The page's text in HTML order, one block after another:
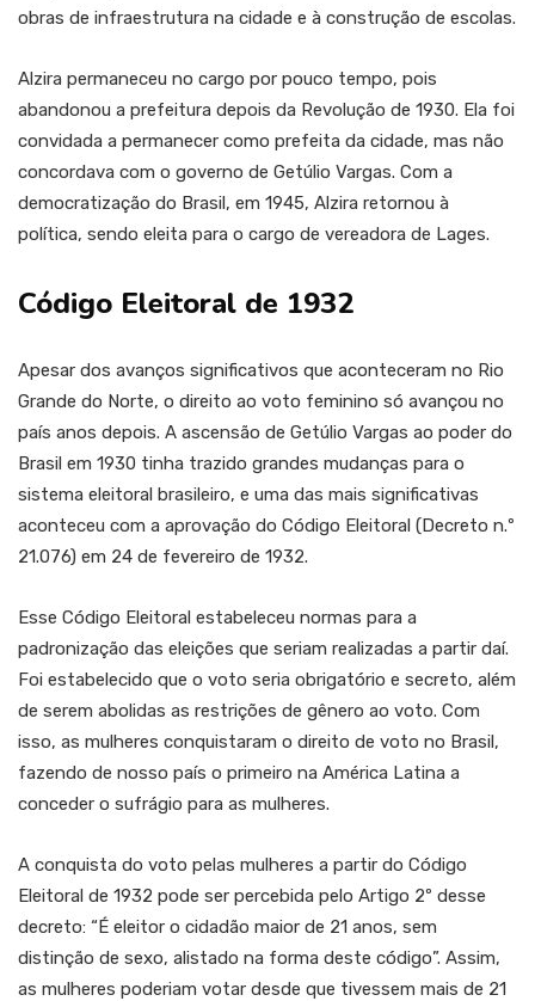
obras de infraestrutura na cidade e à construção de escolas.
Alzira permaneceu no cargo por pouco tempo, pois
abandonou a prefeitura depois da Revolução de 1930. Ela foi
convidada a permanecer como prefeita da cidade, mas não
concordava com o governo de Getúlio Vargas. Com a
democratização do Brasil, em 1945, Alzira retornou à
política, sendo eleita para o cargo de vereadora de Lages.
Código Eleitoral de 1932
Apesar dos avanços significativos que aconteceram no Rio
Grande do Norte, o direito ao voto feminino só avançou no
país anos depois. A ascensão de Getúlio Vargas ao poder do
Brasil em 1930 tinha trazido grandes mudanças para o
sistema eleitoral brasileiro, e uma das mais significativas
aconteceu com a aprovação do Código Eleitoral (Decreto n.º
21.076) em 24 de fevereiro de 1932.
Esse Código Eleitoral estabeleceu normas para a
padronização das eleições que seriam realizadas a partir daí.
Foi estabelecido que o voto seria obrigatório e secreto, além
de serem abolidas as restrições de gênero ao voto. Com
isso, as mulheres conquistaram o direito de voto no Brasil,
fazendo de nosso país o primeiro na América Latina a
conceder o sufrágio para as mulheres.
A conquista do voto pelas mulheres a partir do Código
Eleitoral de 1932 pode ser percebida pelo Artigo 2º desse
decreto: “É eleitor o cidadão maior de 21 anos, sem
distinção de sexo, alistado na forma deste código”. Assim,
as mulheres poderiam votar desde que tivessem mais de 21